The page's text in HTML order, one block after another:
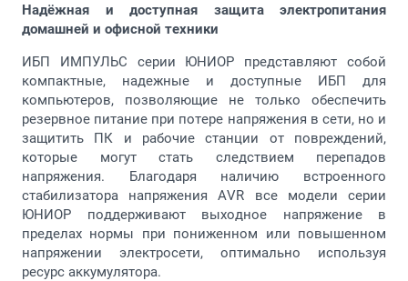
Надёжная и доступная защита электропитания
домашней и офисной техники
ИБП ИМПУЛЬС серии ЮНИОР представляют собой
компактные, надежные и доступные ИБП для
компьютеров, позволяющие не только обеспечить
резервное питание при потере напряжения в сети, но и
защитить ПК и рабочие станции от повреждений,
которые могут стать следствием перепадов
напряжения. Благодаря наличию встроенного
стабилизатора напряжения AVR все модели серии
ЮНИОР поддерживают выходное напряжение в
пределах нормы при пониженном или повышенном
напряжении электросети, оптимально используя
ресурс аккумулятора.